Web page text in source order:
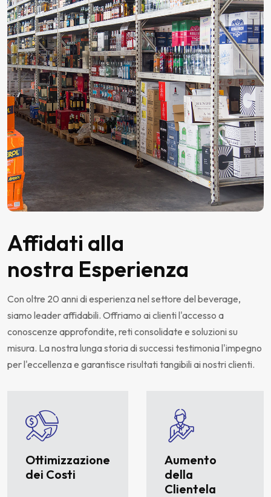
Affidati alla
nostra Esperienza
Con oltre 20 anni di esperienza nel settore del beverage,
siamo leader affidabili. Offriamo ai clienti l'accesso a
conoscenze approfondite, reti consolidate e soluzioni su
misura. La nostra lunga storia di successi testimonia l'impegno
per l'eccellenza e garantisce risultati tangibili ai nostri clienti.
Ottimizzazione
dei Costi
Aumento
della
Clientela